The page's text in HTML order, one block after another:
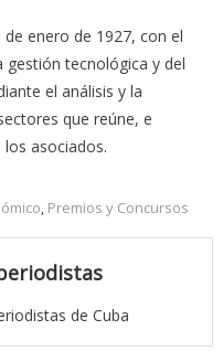
enero de 1927, con el
tecnológica y del
el análisis y la
que reúne, e
asociados.
, Premios y Concursos
de Cuba